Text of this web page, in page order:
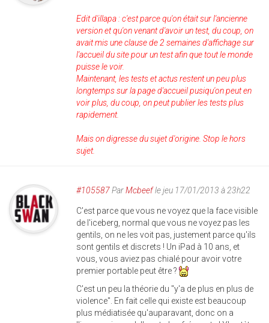
Edit d'illapa : c'est parce qu'on était sur l'ancienne
version et qu'on venant d'avoir un test, du coup, on
avait mis une clause de 2 semaines d'affichage sur
l'accueil du site pour un test afin que tout le monde
puisse le voir.
Maintenant, les tests et actus restent un peu plus
longtemps sur la page d'accueil pusiqu'on peut en
voir plus, du coup, on peut publier les tests plus
rapidement.
Mais on digresse du sujet d'origine. Stop le hors
sujet.
#105587ParMcbeefle jeu 17/01/2013 à 23h22
C'est parce que vous ne voyez que la face visible
de l'iceberg, normal que vous ne voyez pas les
gentils, on ne les voit pas, justement parce qu'ils
sont gentils et discrets ! Un iPad à 10 ans, et
vous, vous aviez pas chialé pour avoir votre
premier portable peut être ?
C'est un peu la théorie du "y'a de plus en plus de
violence". En fait celle qui existe est beaucoup
plus médiatisée qu'auparavant, donc on a